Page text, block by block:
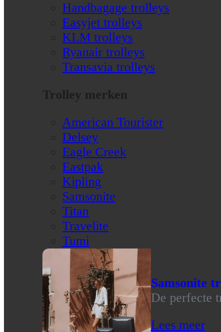
Handbagage trolleys
Easyjet trolleys
KLM trolleys
Ryanair trolleys
Transavia trolleys
Trolley merken
American Tourister
Delsey
Eagle Creek
Eastpak
Kipling
Samsonite
Titan
Travelite
Tumi
Samsonite
De perfecte
Lees meer